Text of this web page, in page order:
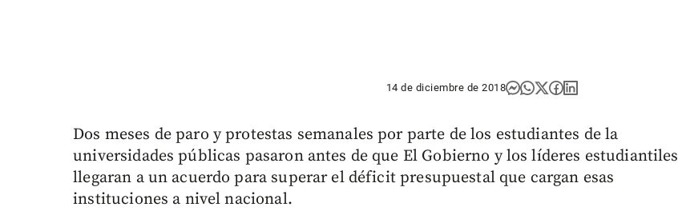
14 de diciembre de 2018
Dos meses de paro y protestas semanales por parte de los estudiantes de la
universidades públicas pasaron antes de que El Gobierno y los líderes estudiantiles
llegaran a un acuerdo para superar el déficit presupuestal que cargan esas
instituciones a nivel nacional.